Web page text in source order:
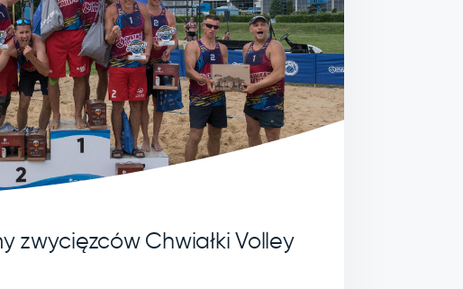
zwycięzców Chwiałki Volley